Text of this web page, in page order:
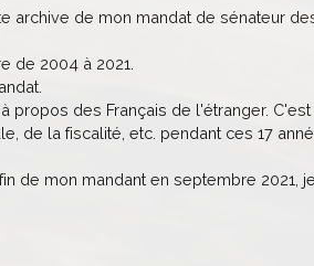
archive de mon mandat de sénateur
de 2004 à 2021.
propos des Français de l'étranger.
de la fiscalité, etc. pendant ces 17
de mon mandant en septembre